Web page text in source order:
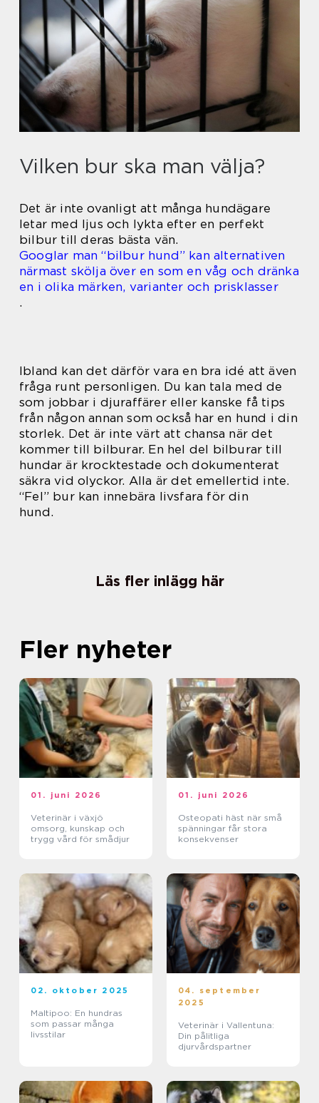
Vilken bur ska man välja?
Det är inte ovanligt att många hundägare
letar med ljus och lykta efter en perfekt
bilbur till deras bästa vän.
Googlar man “bilbur hund” kan alternativen
närmast skölja över en som en våg och dränka
en i olika märken, varianter och prisklasser
.
Ibland kan det därför vara en bra idé att även
fråga runt personligen. Du kan tala med de
som jobbar i djuraffärer eller kanske få tips
från någon annan som också har en hund i din
storlek. Det är inte värt att chansa när det
kommer till bilburar. En hel del bilburar till
hundar är krocktestade och dokumenterat
säkra vid olyckor. Alla är det emellertid inte.
“Fel” bur kan innebära livsfara för din
hund.
Läs fler inlägg här
Fler nyheter
01. juni 2026
Veterinär i växjö
omsorg, kunskap och
trygg vård för smådjur
01. juni 2026
Osteopati häst när små
spänningar får stora
konsekvenser
02. oktober 2025
Maltipoo: En hundras
som passar många
livsstilar
04. september
2025
Veterinär i Vallentuna:
Din pålitliga
djurvårdspartner